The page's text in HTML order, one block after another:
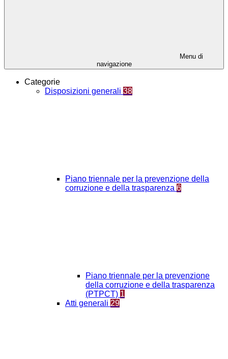
Menu di
navigazione
Categorie
Disposizioni generali 38
Piano triennale per la prevenzione della
corruzione e della trasparenza 6
Piano triennale per la prevenzione
della corruzione e della trasparenza
(PTPCT) 1
Atti generali 29